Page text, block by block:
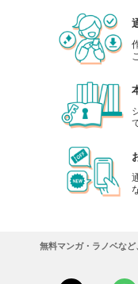
無料マンガ・ラノベな